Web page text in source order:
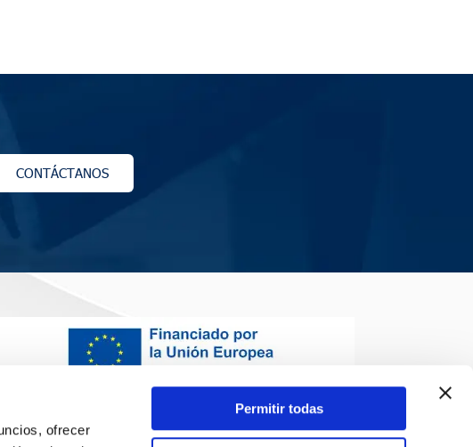
ofrecer
Permitir todas
CONTÁCTANOS